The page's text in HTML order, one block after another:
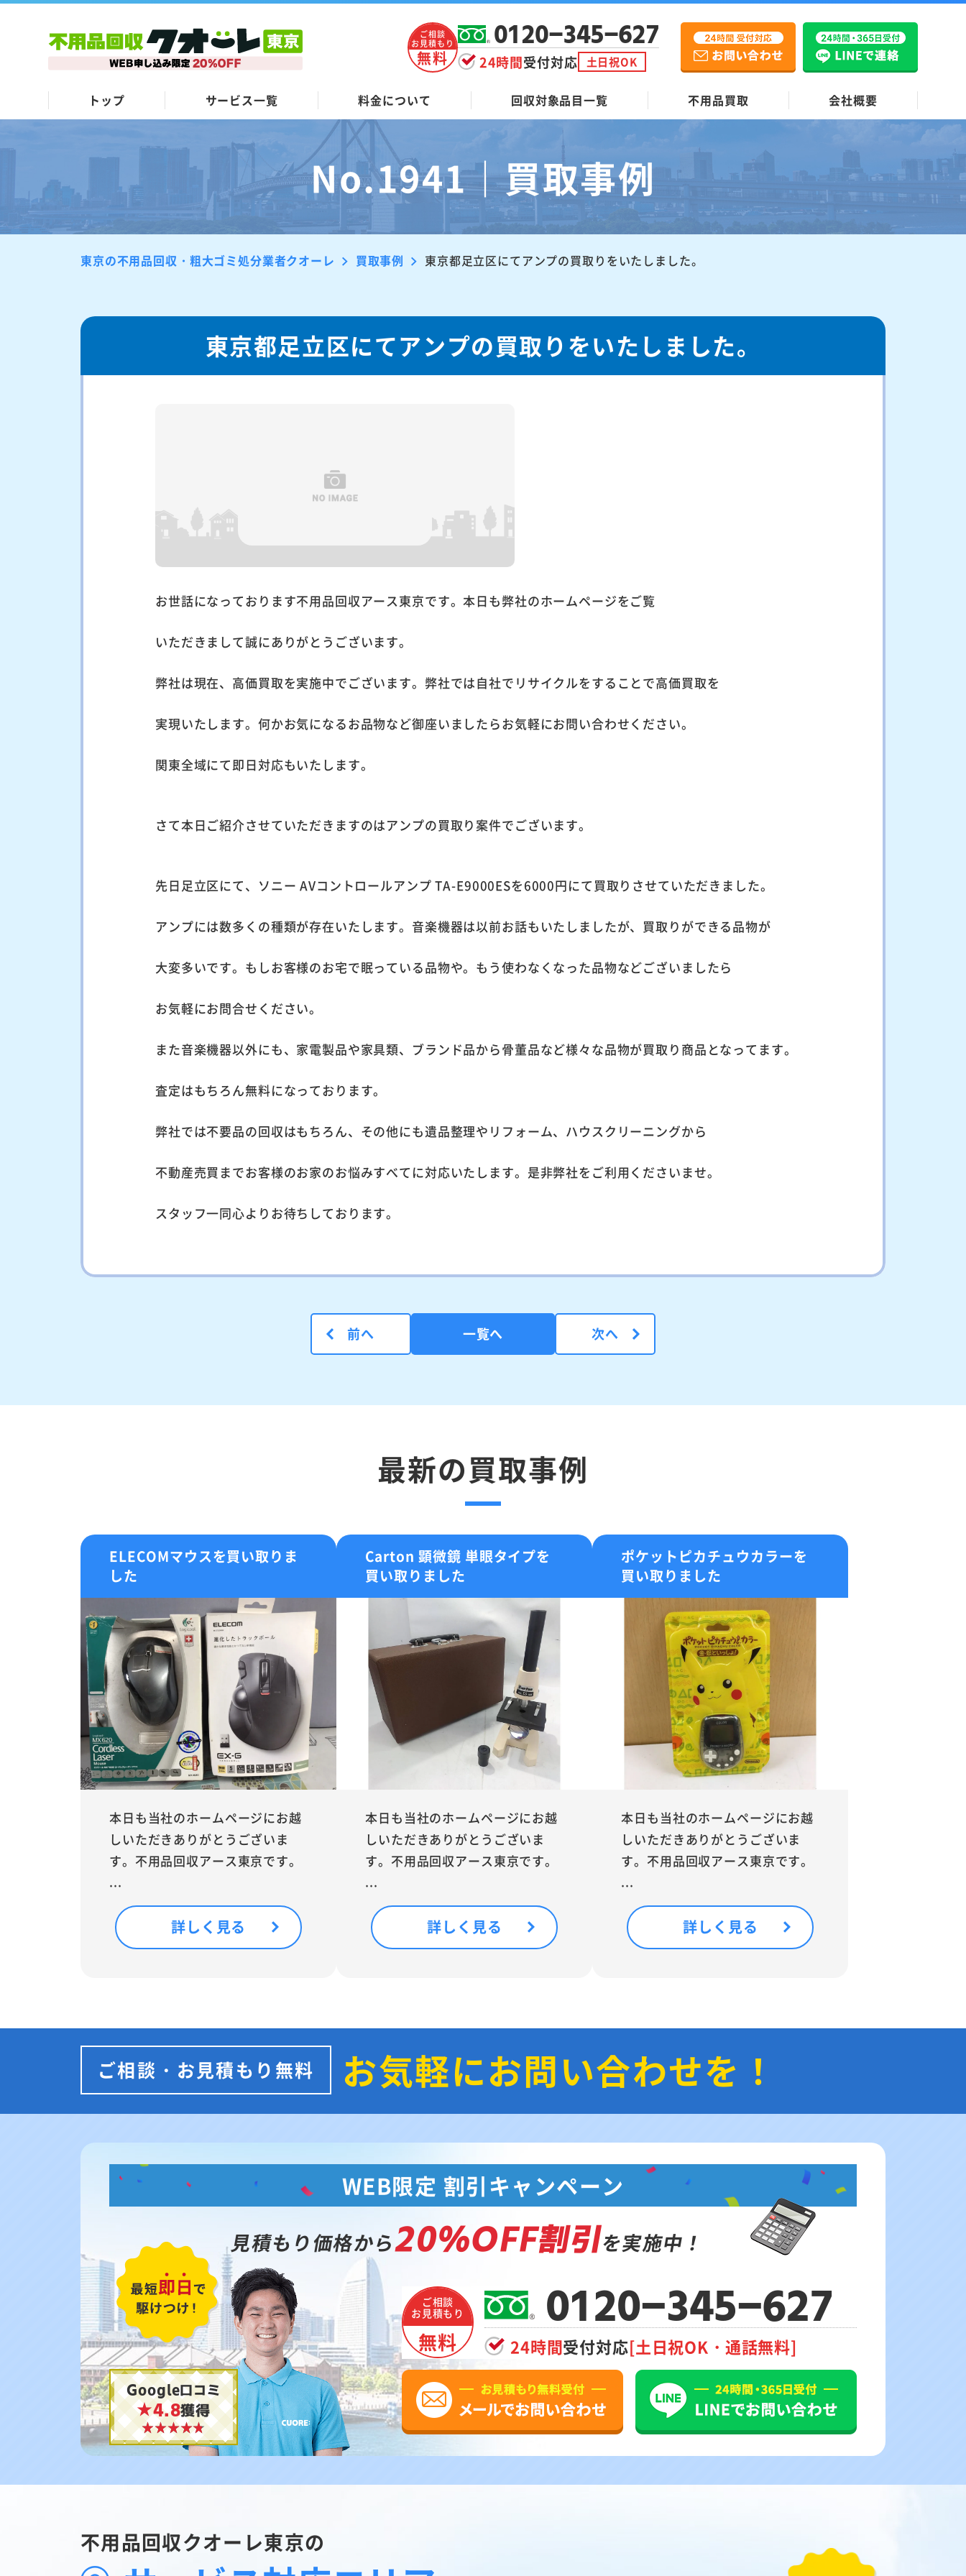
ご相談
お見積もり
無料
0120-345-627
24時間受付対応 土日祝OK
トップ サービス一覧 料金について 回収対象品目一覧 不用品買取 会社概要
No.1941｜買取事例
東京の不用品回収・粗大ゴミ処分業者クオーレ 買取事例 東京都足立区にてアンプの買取りをいたしました。
東京都足立区にてアンプの買取りをいたしました。
お世話になっております不用品回収アース東京です。本日も弊社のホームページをご覧
いただきまして誠にありがとうございます。
弊社は現在、高価買取を実施中でございます。弊社では自社でリサイクルをすることで高価買取を
実現いたします。何かお気になるお品物など御座いましたらお気軽にお問い合わせください。
関東全域にて即日対応もいたします。
さて本日ご紹介させていただきますのはアンプの買取り案件でございます。
先日足立区にて、ソニー AVコントロールアンプ TA-E9000ESを6000円にて買取りさせていただきました。
アンプには数多くの種類が存在いたします。音楽機器は以前お話もいたしましたが、買取りができる品物が
大変多いです。もしお客様のお宅で眠っている品物や。もう使わなくなった品物などございましたら
お気軽にお問合せください。
また音楽機器以外にも、家電製品や家具類、ブランド品から骨董品など様々な品物が買取り商品となってます。
査定はもちろん無料になっております。
弊社では不要品の回収はもちろん、その他にも遺品整理やリフォーム、ハウスクリーニングから
不動産売買までお客様のお家のお悩みすべてに対応いたします。是非弊社をご利用くださいませ。
スタッフ一同心よりお待ちしております。
前へ 一覧へ 次へ
最新の買取事例
ELECOMマウスを買い取りま
した
本日も当社のホームページにお越
しいただきありがとうございま
す。不用品回収アース東京です。
...
詳しく見る
Carton 顕微鏡 単眼タイプを
買い取りました
本日も当社のホームページにお越
しいただきありがとうございま
す。不用品回収アース東京です。
...
詳しく見る
ポケットピカチュウカラーを
買い取りました
本日も当社のホームページにお越
しいただきありがとうございま
す。不用品回収アース東京です。
...
詳しく見る
ご相談・お見積もり無料 お気軽にお問い合わせを！
Google口コミ
★4.8獲得
WEB限定 割引キャンペーン
見積もり価格から20%OFF割引を実施中！
ご相談
お見積もり
無料
0120-345-627
24時間受付対応[土日祝OK・通話無料]
不用品回収クオーレ東京の